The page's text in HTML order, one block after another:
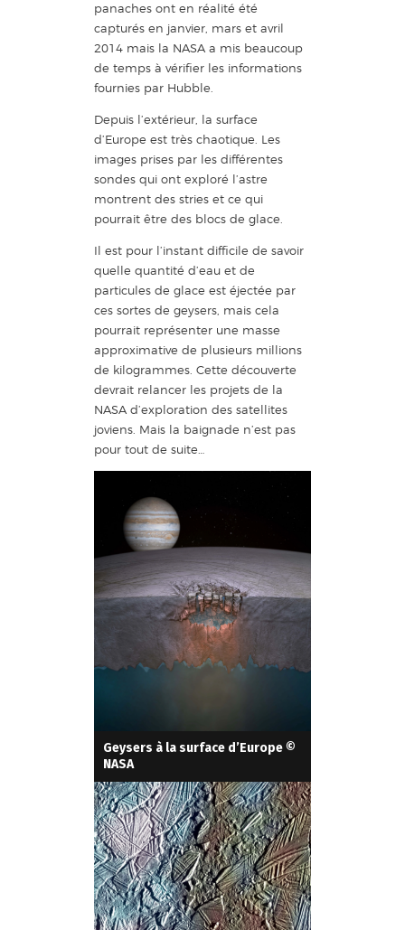
panaches ont en réalité été
capturés en janvier, mars et avril
2014 mais la NASA a mis beaucoup
de temps à vérifier les informations
fournies par Hubble.
Depuis l’extérieur, la surface
d’Europe est très chaotique. Les
images prises par les différentes
sondes qui ont exploré l’astre
montrent des stries et ce qui
pourrait être des blocs de glace.
Il est pour l’instant difficile de savoir
quelle quantité d’eau et de
particules de glace est éjectée par
ces sortes de geysers, mais cela
pourrait représenter une masse
approximative de plusieurs millions
de kilogrammes. Cette découverte
devrait relancer les projets de la
NASA d’exploration des satellites
joviens. Mais la baignade n’est pas
pour tout de suite…
Geysers à la surface d’Europe ©
NASA